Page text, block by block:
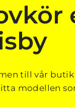
till vår
modellen